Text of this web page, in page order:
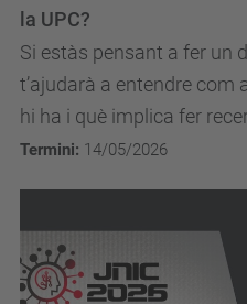
Si estàs pensant a fer un
t’ajudarà a entendre com
hi ha i què implica fer
la UPC?
Termini: 14/05/2026